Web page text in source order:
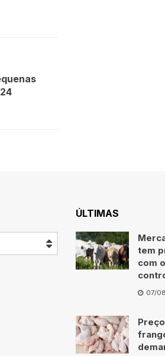
ÚLTIMAS
tem
com
07/